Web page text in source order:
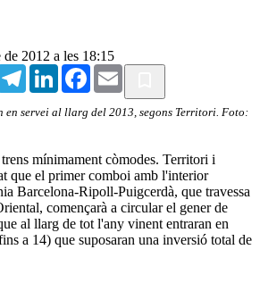
2012 a les 18:15
TelegramLinkedInFacebook
Email
en servei al llarg del 2013, segons Territori. Foto:
mínimament còmodes. Territori i
que el primer comboi amb l'interior
Barcelona-Ripoll-Puigcerdà, que travessa
començarà a circular el gener de
al llarg de tot l'any vinent entraran en
a 14) que suposaran una inversió total de